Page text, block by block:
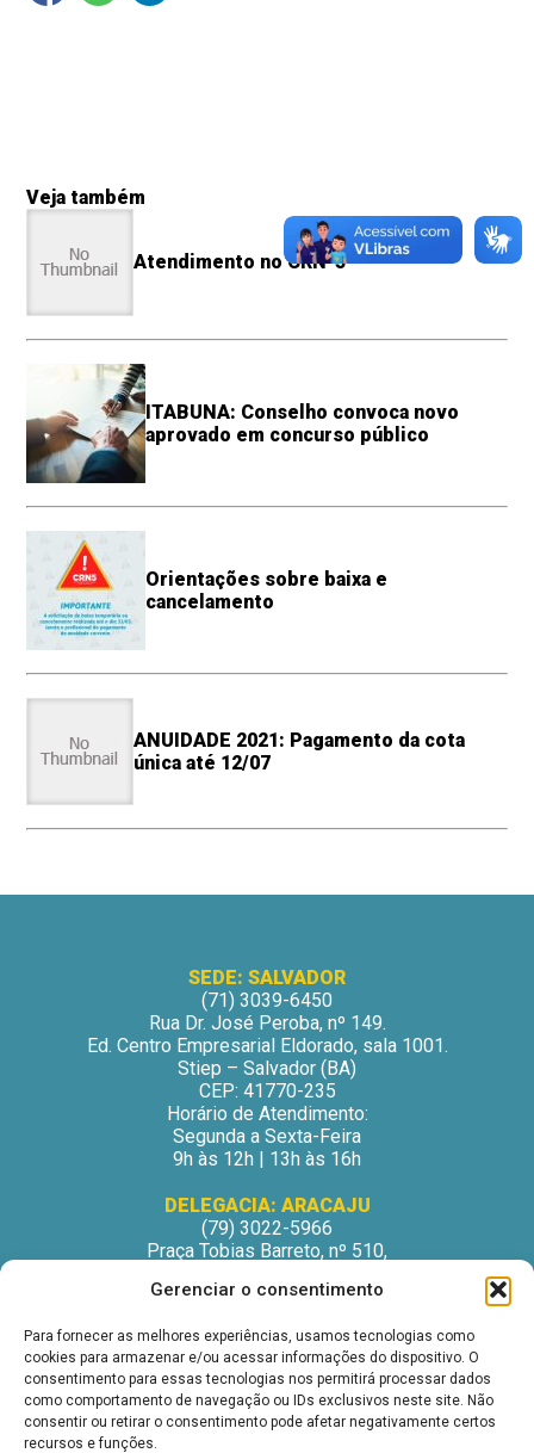
Gerenciar o consentimento
Para fornecer as melhores experiências, usamos tecnologias como
cookies para armazenar e/ou acessar informações do dispositivo. O
consentimento para essas tecnologias nos permitirá processar dados
como comportamento de navegação ou IDs exclusivos neste site. Não
consentir ou retirar o consentimento pode afetar negativamente certos
recursos e funções.
Veja também
Atendimento no CRN-5
ITABUNA: Conselho convoca novo
aprovado em concurso público
Orientações sobre baixa e
cancelamento
ANUIDADE 2021: Pagamento da cota
única até 12/07
SEDE: SALVADOR
(71) 3039-6450
Rua Dr. José Peroba, nº 149.
Ed. Centro Empresarial Eldorado, sala 1001.
Stiep – Salvador (BA)
CEP: 41770-235
Horário de Atendimento:
Segunda a Sexta-Feira
9h às 12h | 13h às 16h
DELEGACIA: ARACAJU
(79) 3022-5966
Praça Tobias Barreto, nº 510,
São José – Aracaju/SE
Horário de Atendimento:
Segunda a Sexta-Feira
9h às 12h | 13h às 16h
DELEGACIA: ITABUNA